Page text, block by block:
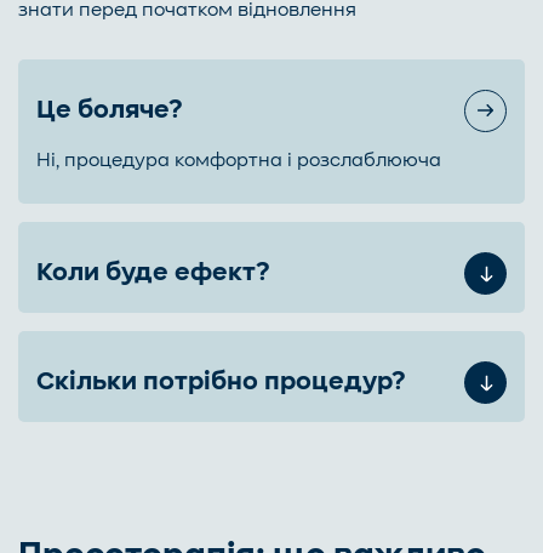
знати перед початком відновлення
Це боляче?
Ні, процедура комфортна і розслаблююча
Коли буде ефект?
Скільки потрібно процедур?